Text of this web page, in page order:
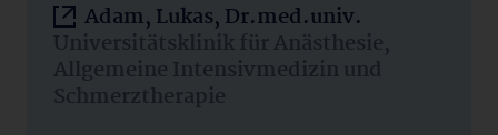
Adam, Lukas, Dr.med.univ.
Universitätsklinik für Anästhesie,
Allgemeine Intensivmedizin und
Schmerztherapie